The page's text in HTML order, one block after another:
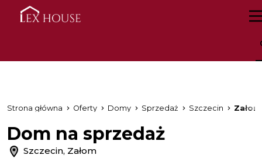
Strona główna Oferty Domy Sprzedaż Szczecin Załom
Dom na sprzedaż
Szczecin, Załom